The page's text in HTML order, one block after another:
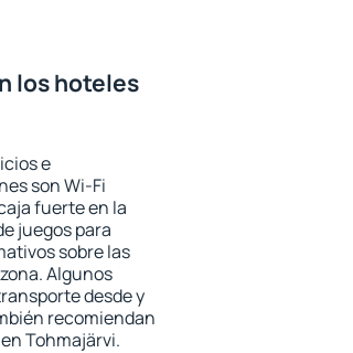
los hoteles
e
son Wi-Fi
fuerte en la
juegos para
sobre las
Algunos
desde y
recomiendan
Tohmajärvi.